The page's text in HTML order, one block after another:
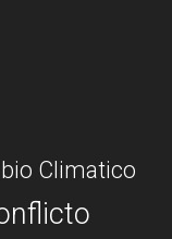
Climatico